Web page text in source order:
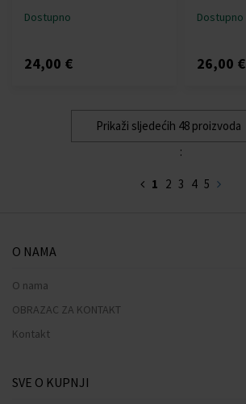
Dostupno
24,00 €
Dostupno
26,00 €
Prikaži sljedećih 48 proizvoda
:
1 2 3 4 5
O NAMA
O nama
OBRAZAC ZA KONTAKT
Kontakt
SVE O KUPNJI